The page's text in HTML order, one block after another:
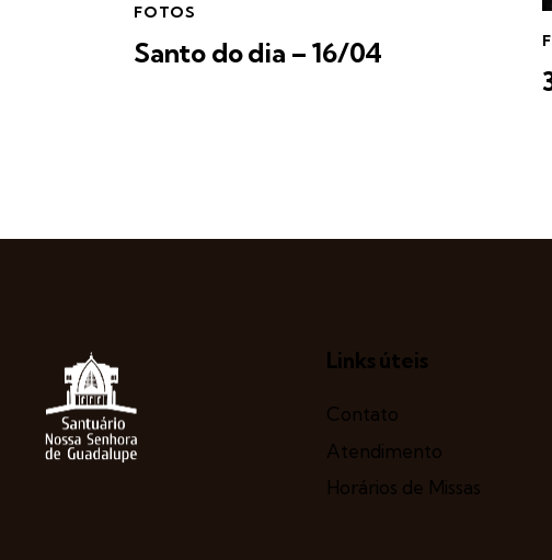
FOTOS
Santo do dia – 16/04
Links úteis
Contato
Atendimento
Horários de Missas